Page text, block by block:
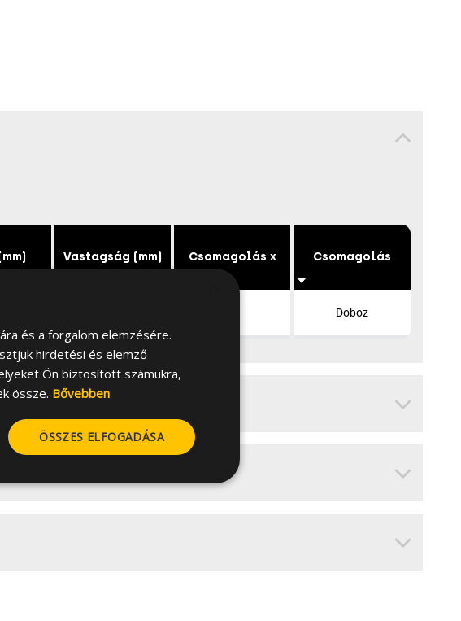
Vastagság (mm) Csomagolás x Csomagolás
Doboz
és a forgalom elemzésére.
hirdetési és elemző
Ön biztosított számukra,
össze. Bővebben
ÖSSZES ELFOGADÁSA